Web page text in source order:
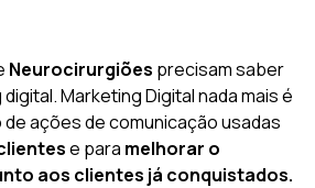
Neurocirurgiões precisam saber
Marketing Digital nada mais é
ações de comunicação usadas
e para melhorar o
aos clientes já conquistados.